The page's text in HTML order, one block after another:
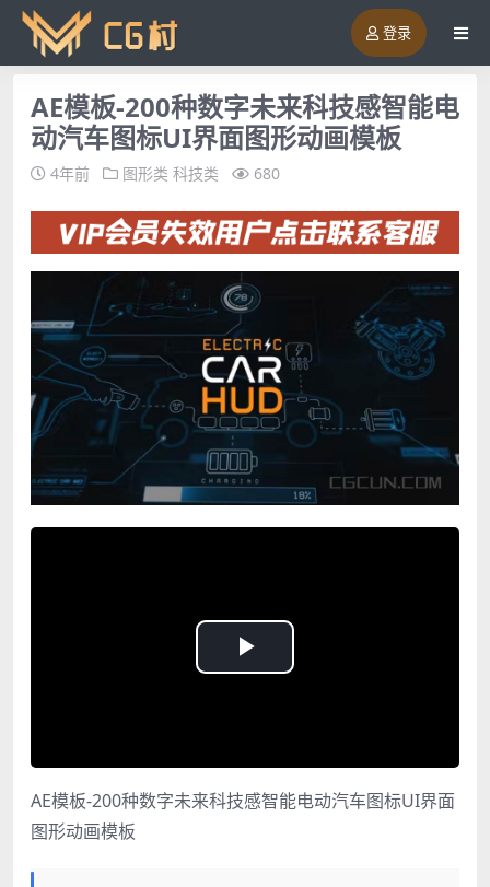
登录
AE模板-200种数字未来科技感智能电
动汽车图标UI界面图形动画模板
4年前 图形类 科技类 680
Play
AE模板-200种数字未来科技感智能电动汽车图标UI界面
图形动画模板